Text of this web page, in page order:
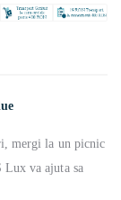
mergi la un picnic
Lux va ajuta sa